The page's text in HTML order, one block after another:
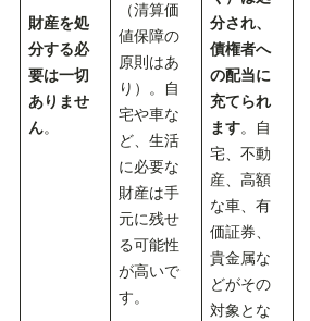
財産を処
分する必
要は一切
ありませ
ん。
（清算価
値保障の
原則はあ
り）。自
宅や車な
ど、生活
に必要な
財産は手
元に残せ
る可能性
が高いで
す。
分され、
債権者へ
の配当に
充てられ
ます。自
宅、不動
産、高額
な車、有
価証券、
貴金属な
どがその
対象とな